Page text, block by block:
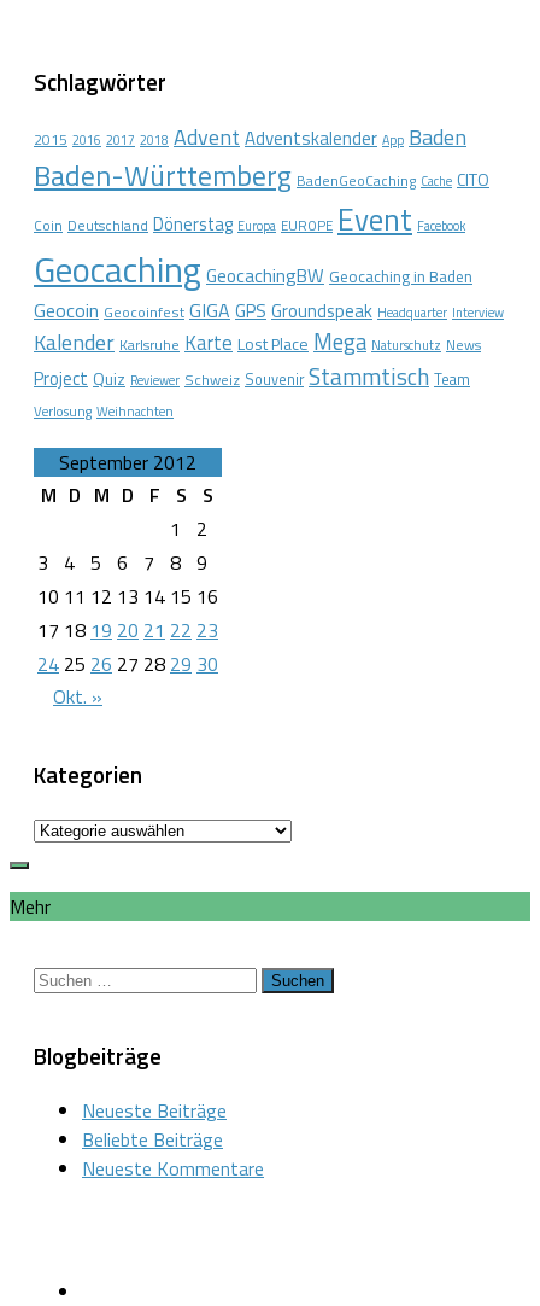
Schlagwörter
2015 2016 2017 2018 Advent Adventskalender App Baden
Baden-Württemberg BadenGeoCaching Cache CITO
Coin Deutschland Dönerstag Europa EUROPE Event Facebook
Geocaching GeocachingBW Geocaching in Baden
Geocoin Geocoinfest GIGA GPS Groundspeak Headquarter Interview
Kalender Karlsruhe Karte Lost Place Mega Naturschutz News
Project Quiz Reviewer Schweiz Souvenir Stammtisch Team
Verlosung Weihnachten
September 2012
M D M D F S
S
1
2
3
4 5 6 7 8 9
10 11 12 13 14 15 16
17 18 19 20 21 22 23
24 25 26 27 28 29 30
Okt. »
Kategorien
Kategorien
Mehr
Suchen
Blogbeiträge
Neueste Beiträge
Beliebte Beiträge
Neueste Kommentare